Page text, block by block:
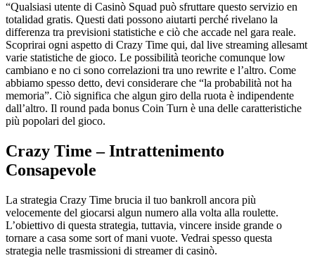
“Qualsiasi utente di Casinò Squad può sfruttare questo servizio en
totalidad gratis. Questi dati possono aiutarti perché rivelano la
differenza tra previsioni statistiche e ciò che accade nel gara reale.
Scoprirai ogni aspetto di Crazy Time qui, dal live streaming allesamt
varie statistiche de gioco. Le possibilità teoriche comunque low
cambiano e no ci sono correlazioni tra uno rewrite e l’altro. Come
abbiamo spesso detto, devi considerare che “la probabilità not ha
memoria”. Ciò significa che algun giro della ruota è indipendente
dall’altro. Il round pada bonus Coin Turn è una delle caratteristiche
più popolari del gioco.
Crazy Time – Intrattenimento
Consapevole
La strategia Crazy Time brucia il tuo bankroll ancora più
velocemente del giocarsi algun numero alla volta alla roulette.
L’obiettivo di questa strategia, tuttavia, vincere inside grande o
tornare a casa some sort of mani vuote. Vedrai spesso questa
strategia nelle trasmissioni di streamer di casinò.